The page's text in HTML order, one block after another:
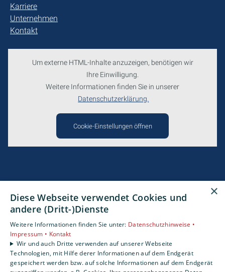
Karriere
Unternehmen
Kontakt
Um externe HTML-Inhalte anzuzeigen, benötigen wir
Ihre Einwilligung.
Weitere Informationen finden Sie in unserer
Datenschutzerklärung.
Cookie-Einstellungen öffnen
×
Diese Webseite verwendet Cookies und
andere (Dritt-)Dienste
Weitere Informationen finden Sie unter: Datenschutzhinweise •
Impressum • Kontakt
Wir und auch Dritte verwenden auf unserer Webseite
Technologien, mit Hilfe derer Informationen auf dem Endgerät
gespeichert werden bzw. auf solche Informationen auf dem Endgerät